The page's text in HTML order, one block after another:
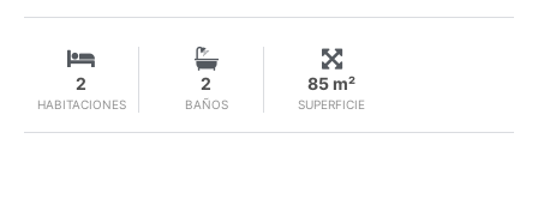
HABITACIONES
2
BAÑOS
2
SUPERFICIE
85 m²